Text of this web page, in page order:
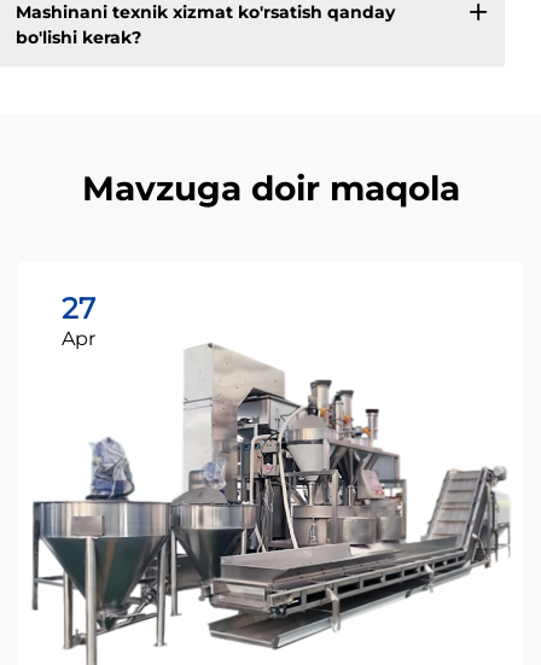
Mashinani texnik xizmat ko'rsatish qanday
bo'lishi kerak?
Mavzuga doir maqola
27
Apr